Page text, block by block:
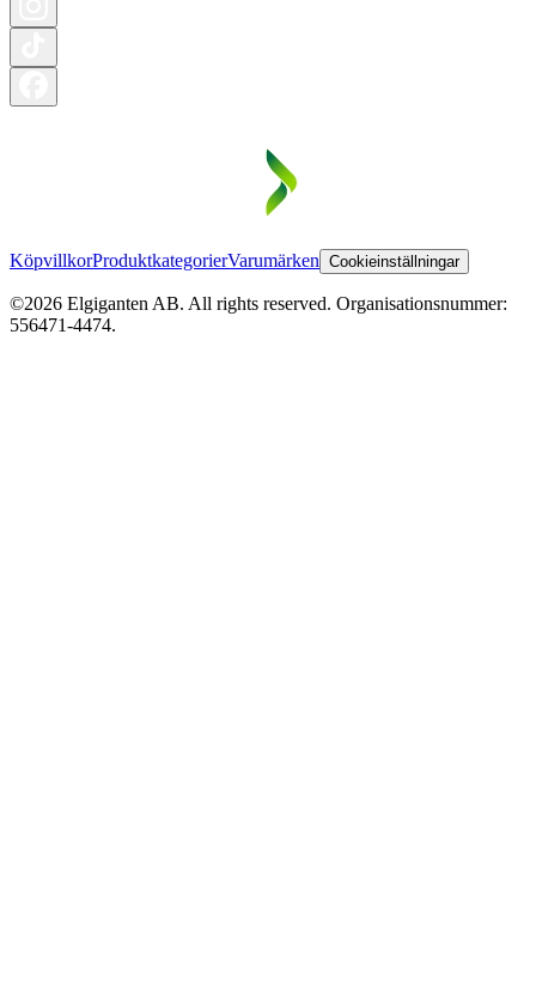
KöpvillkorProduktkategorierVarumärken Cookieinställningar
©2026 Elgiganten AB. All rights reserved. Organisationsnummer:
556471-4474.